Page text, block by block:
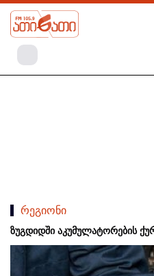
რეგიონი
ზუგდიდში აკუმულატორების